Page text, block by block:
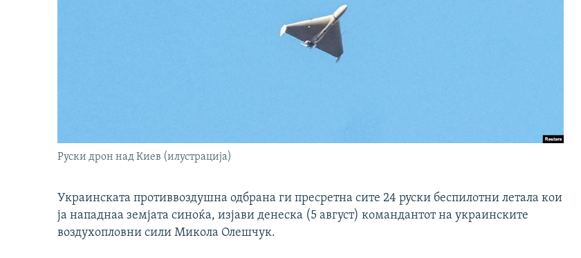
Руски дрон над Киев (илустрација)
Украинската противвоздушна одбрана ги пресретна сите 24 руски беспилотни летала кои
ја нападнаа земјата синоќа, изјави денеска (5 август) командантот на украинските
воздухопловни сили Микола Олешчук.